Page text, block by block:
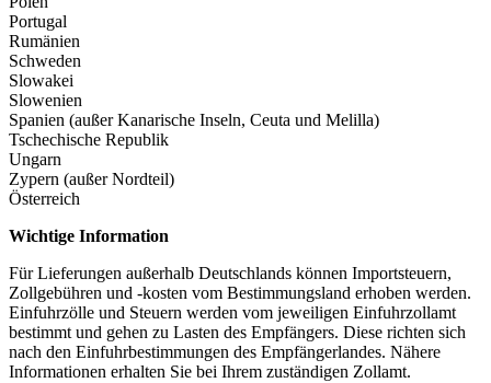
Portugal
Rumänien
Schweden
Slowakei
Slowenien
Spanien (außer Kanarische Inseln, Ceuta und Melilla)
Tschechische Republik
Ungarn
Zypern (außer Nordteil)
Österreich
Wichtige Information
Für Lieferungen außerhalb Deutschlands können Importsteuern,
Zollgebühren und -kosten vom Bestimmungsland erhoben werden.
Einfuhrzölle und Steuern werden vom jeweiligen Einfuhrzollamt
bestimmt und gehen zu Lasten des Empfängers. Diese richten sich
nach den Einfuhrbestimmungen des Empfängerlandes. Nähere
Informationen erhalten Sie bei Ihrem zuständigen Zollamt.